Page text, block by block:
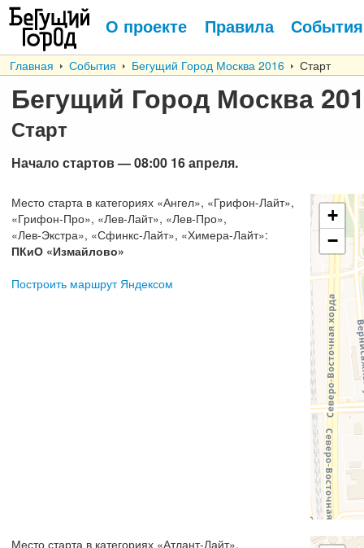
О проекте Правила События
Главная События Бегущий Город Москва 2016 Старт
Бегущий Город Москва
Старт
Начало стартов— 08:00 16апреля.
Место старта в категориях «Ангел», «Грифон-Лайт»,
«Грифон-Про», «Лев-Лайт», «Лев-Про»,
«Лев-Экстра», «Сфинкс-Лайт», «Химера-Лайт»:
ПКиО «Измайлово»
Построить маршрут Яндексом
+
−
Место старта в категориях «Атлант-Лайт»,